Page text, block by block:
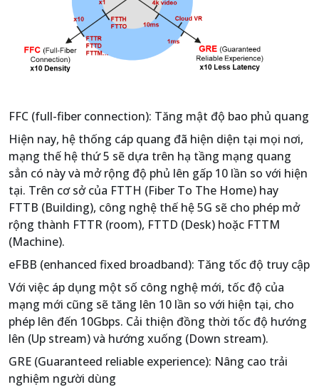
FFC (full-fiber connection): Tăng mật độ bao phủ quang
Hiện nay, hệ thống cáp quang đã hiện diện tại mọi nơi,
mạng thế hệ thứ 5 sẽ dựa trên hạ tầng mạng quang
sẳn có này và mở rộng độ phủ lên gấp 10 lần so với hiện
tại. Trên cơ sở của FTTH (Fiber To The Home) hay
FTTB (Building), công nghệ thế hệ 5G sẽ cho phép mở
rộng thành FTTR (room), FTTD (Desk) hoặc FTTM
(Machine).
eFBB (enhanced fixed broadband): Tăng tốc độ truy cập
Với việc áp dụng một số công nghệ mới, tốc độ của
mạng mới cũng sẽ tăng lên 10 lần so với hiện tại, cho
phép lên đến 10Gbps. Cải thiện đồng thời tốc độ hướng
lên (Up stream) và hướng xuống (Down stream).
GRE (Guaranteed reliable experience): Nâng cao trải
nghiệm người dùng